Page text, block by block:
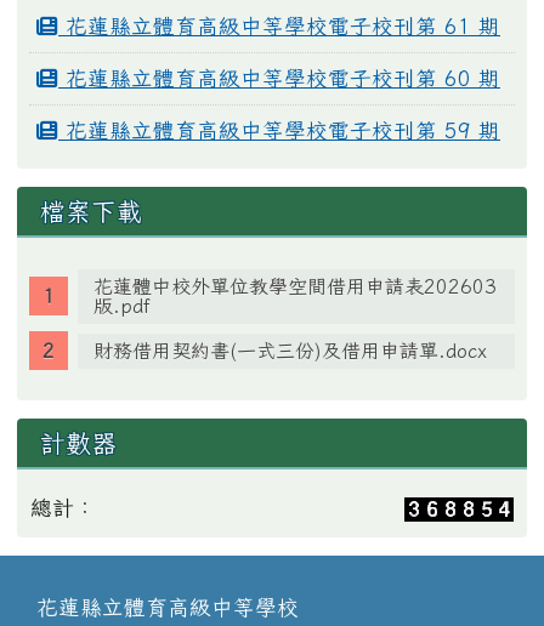
花蓮縣立體育高級中等學校電子校刊第 61 期
花蓮縣立體育高級中等學校電子校刊第 60 期
花蓮縣立體育高級中等學校電子校刊第 59 期
檔案下載
花蓮體中校外單位教學空間借用申請表202603
版.pdf
財務借用契約書(一式三份)及借用申請單.docx
計數器
總計：
花蓮縣立體育高級中等學校